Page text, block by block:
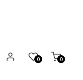
0
0